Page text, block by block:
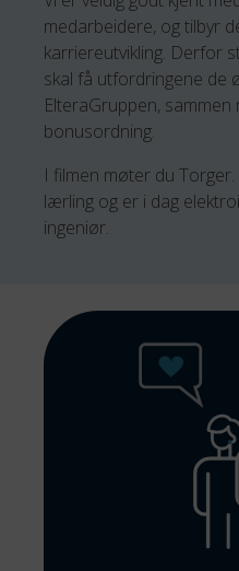
medarbeidere, og tilbyr
karriereutvikling. Derfor
skal få utfordringene de
ElteraGruppen,
bonusordning.
I filmen møter du
lærling og er i dag
ingeniør.